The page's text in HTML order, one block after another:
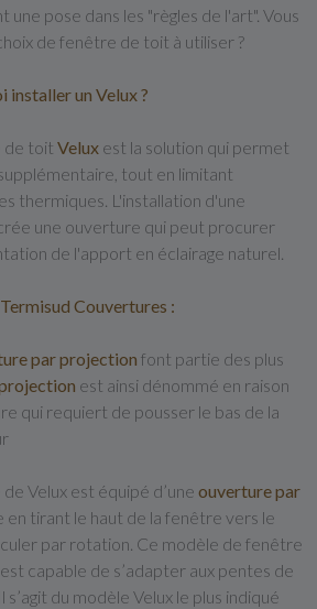
une pose dans les "règles de l'art". Vous
de fenêtre de toit à utiliser ?
installer un Velux ?
de toit Velux est la solution qui permet
tout en limitant
thermiques. L'installation d'une
une ouverture qui peut procurer
de l'apport en éclairage naturel.
Couvertures :
par projection font partie des plus
est ainsi dénommé en raison
qui requiert de pousser le bas de la
Velux est équipé d’une ouverture par
en tirant le haut de la fenêtre vers le
par rotation. Ce modèle de fenêtre
capable de s’adapter aux pentes de
s’agit du modèle Velux le plus indiqué